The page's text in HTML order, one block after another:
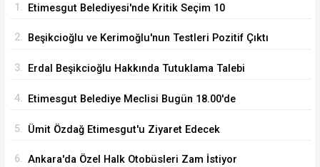
1. Etimesgut Belediyesi'nde Kritik Seçim 10
2. Beşikcioğlu ve Kerimoğlu'nun Testleri Pozitif Çıktı
3. Erdal Beşikcioğlu Hakkında Tutuklama Talebi
4. Etimesgut Belediye Meclisi Bugün 18.00'de
5. Ümit Özdağ Etimesgut'u Ziyaret Edecek
6. Ankara'da Özel Halk Otobüsleri Zam İstiyor